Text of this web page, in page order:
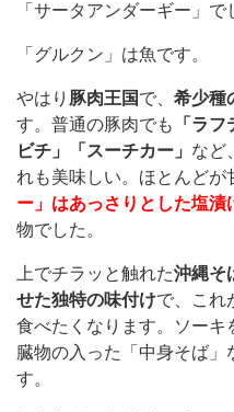
「サータアンダーギー」で
「グルクン」は魚です。
やはり 豚肉王国で、 希少種
す。普通の豚肉でも
「ラ
ビチ」「スーチカー」 など
れも美味しい。ほとんどが
ー」はあっさりとした塩
物でした。
上でチラッと触れた沖縄そ
せた独特の味付けで、これ
食べたくなります。ソー
臓物の入った「中身そば
す。